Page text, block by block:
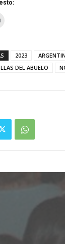
2023
DEL ABUELO